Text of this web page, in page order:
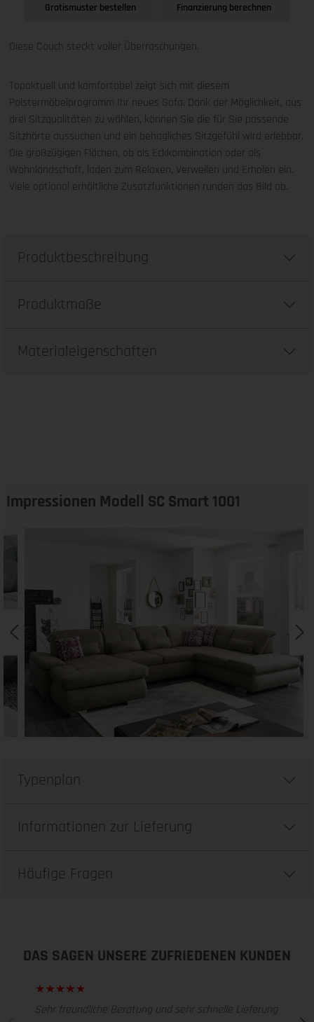
Gratismuster bestellen Finanzierung berechnen
Diese Couch steckt voller Überraschungen.
Topaktuell und komfortabel zeigt sich mit diesem
Polstermöbelprogramm Ihr neues Sofa. Dank der Möglichkeit, aus
drei Sitzqualitäten zu wählen, können Sie die für Sie passende
Sitzhärte aussuchen und ein behagliches Sitzgefühl wird erlebbar.
Die großzügigen Flächen, ob als Eckkombination oder als
Wohnlandschaft, laden zum Relaxen, Verweilen und Erholen ein.
Viele optional erhältliche Zusatzfunktionen runden das Bild ab.
Produktbeschreibung
Produktmaße
Materialeigenschaften
Impressionen Modell SC Smart 1001
Typenplan
Informationen zur Lieferung
Häufige Fragen
DAS SAGEN UNSERE ZUFRIEDENEN KUNDEN
Sehr freundliche Beratung und sehr schnelle Lieferung